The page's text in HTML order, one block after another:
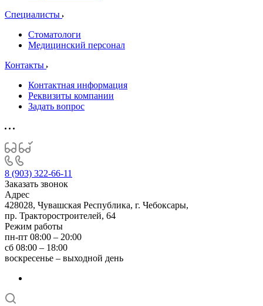
Специалисты
Стоматологи
Медицинский персонал
Контакты
Контактная информация
Реквизиты компании
Задать вопрос
8 (903) 322-66-11
Заказать звонок
Адрес
428028, Чувашская Республика, г. Чебоксары,
пр. Тракторостроителей, 64
Режим работы
пн-пт 08:00 – 20:00
сб 08:00 – 18:00
воскресенье – выходной день